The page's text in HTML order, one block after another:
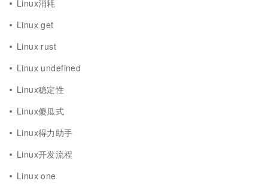
Linux消耗
Linux get
Linux rust
Linux undefined
Linux稳定性
Linux傻瓜式
Linux得力助手
Linux开发流程
Linux one